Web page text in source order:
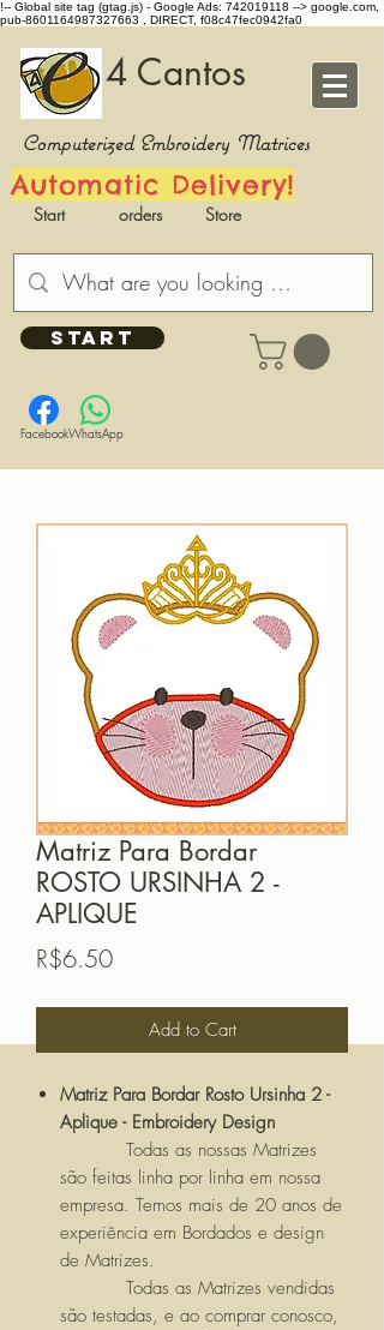
!-- Global site tag (gtag.js) - Google Ads: 742019118 --> google.com,
pub-8601164987327663 , DIRECT, f08c47fec0942fa0
4 Cantos
Computerized Embroidery Matrices
Automatic Delivery!
Start orders Store
START
FacebookWhatsApp
Matriz Para Bordar
ROSTO URSINHA 2 -
APLIQUE
R$6.50Price
Add to Cart
Matriz Para Bordar Rosto Ursinha 2 -
Aplique - Embroidery Design
Todas as nossas Matrizes
são feitas linha por linha em nossa
empresa. Temos mais de 20 anos de
experiência em Bordados e design
de Matrizes.
Todas as Matrizes vendidas
são testadas, e ao comprar conosco,